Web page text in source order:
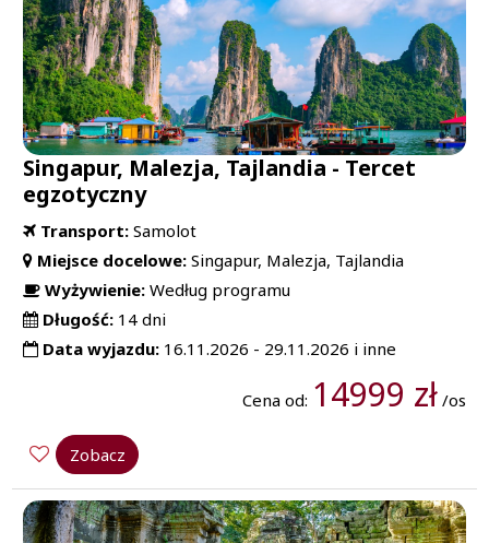
Singapur, Malezja, Tajlandia - Tercet
egzotyczny
Transport: Samolot
Miejsce docelowe: Singapur, Malezja, Tajlandia
Wyżywienie: Według programu
Długość: 14 dni
Data wyjazdu: 16.11.2026 - 29.11.2026 i inne
Cena od: 14999 zł/os
Zobacz